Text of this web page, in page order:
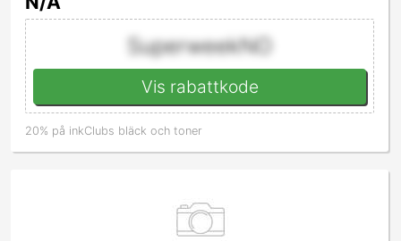
SuperweekNO
Vis rabattkode
20% på inkClubs bläck och toner